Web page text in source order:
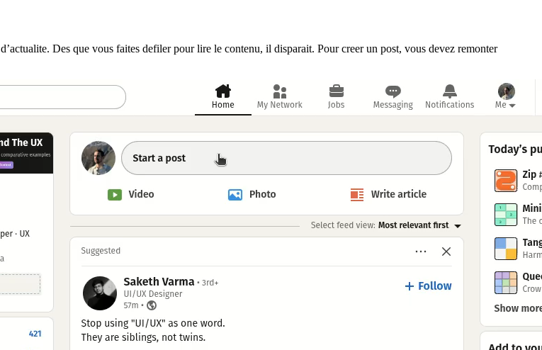
Des que vous faites defiler pour lire le contenu, il disparait. Pour creer un post, vous devez remonter